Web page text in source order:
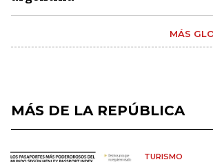
MÁS
MÁS DE LA REPÚBLICA
TURISMO